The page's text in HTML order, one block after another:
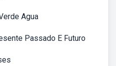
Agua
Passado E Futuro